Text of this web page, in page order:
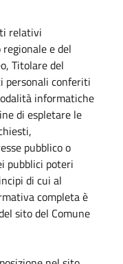
relativi
e del
Titolare del
conferiti
informatiche
di espletare le
pubblico o
pubblici poteri
di cui al
completa è
sito del Comune